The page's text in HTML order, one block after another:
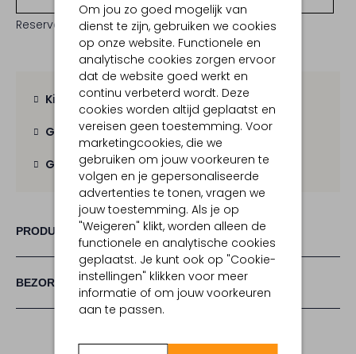
Om jou zo goed mogelijk van
dienst te zijn, gebruiken we cookies
op onze website. Functionele en
analytische cookies zorgen ervoor
dat de website goed werkt en
continu verbeterd wordt. Deze
cookies worden altijd geplaatst en
vereisen geen toestemming. Voor
marketingcookies, die we
gebruiken om jouw voorkeuren te
volgen en je gepersonaliseerde
advertenties te tonen, vragen we
jouw toestemming. Als je op
"Weigeren" klikt, worden alleen de
functionele en analytische cookies
geplaatst. Je kunt ook op "Cookie-
instellingen" klikken voor meer
informatie of om jouw voorkeuren
aan te passen.
Reserveer direct in een van onze 19 boutiques
Kies zelf je bezorgmoment
Gratis verzendingvanaf € 100,-
Gratis retourbinnen 30 dagen
PRODUCT INFORMATIE
BEZORGEN & RETOURNEREN